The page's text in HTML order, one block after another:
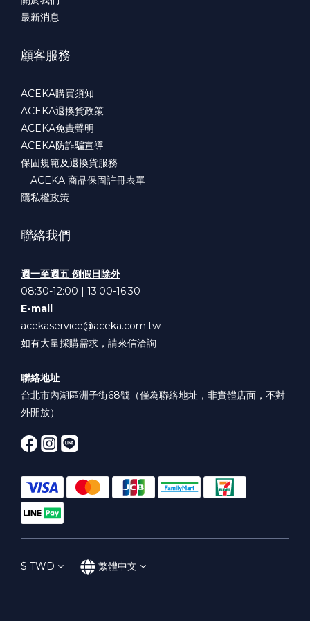
最新消息
顧客服務
ACEKA購買須知
ACEKA退換貨政策
ACEKA免責聲明
ACEKA防詐騙宣導
保固規範及退換貨服務
ACEKA 商品保固註冊表單
隱私權政策
聯絡我們
週一至週五 例假日除外
08:30-12:00 | 13:00-16:30
E-mail
acekaservice@aceka.com.tw
如有大量採購需求，請來信洽詢
聯絡地址
台北市內湖區洲子街68號（僅為聯絡地址，非實體店面，不對
外開放）
$ TWD 繁體中文